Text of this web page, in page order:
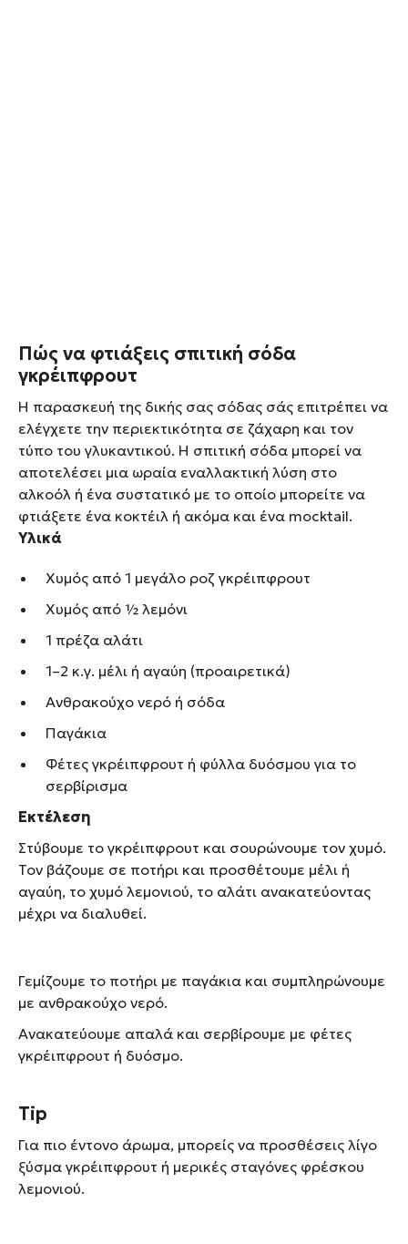
Πώς να φτιάξεις σπιτική σόδα
γκρέιπφρουτ
Η παρασκευή της δικής σας σόδας σάς επιτρέπει να
ελέγχετε την περιεκτικότητα σε ζάχαρη και τον
τύπο του γλυκαντικού. Η σπιτική σόδα μπορεί να
αποτελέσει μια ωραία εναλλακτική λύση στο
αλκοόλ ή ένα συστατικό με το οποίο μπορείτε να
φτιάξετε ένα κοκτέιλ ή ακόμα και ένα mocktail.
Υλικά
Χυμός από 1 μεγάλο ροζ γκρέιπφρουτ
Χυμός από ½ λεμόνι
1 πρέζα αλάτι
1–2 κ.γ. μέλι ή αγαύη (προαιρετικά)
Ανθρακούχο νερό ή σόδα
Παγάκια
Φέτες γκρέιπφρουτ ή φύλλα δυόσμου για το
σερβίρισμα
Εκτέλεση
Στύβουμε το γκρέιπφρουτ και σουρώνουμε τον χυμό.
Τον βάζουμε σε ποτήρι και προσθέτουμε μέλι ή
αγαύη, το χυμό λεμονιού, το αλάτι ανακατεύοντας
μέχρι να διαλυθεί.
Γεμίζουμε το ποτήρι με παγάκια και συμπληρώνουμε
με ανθρακούχο νερό.
Ανακατεύουμε απαλά και σερβίρουμε με φέτες
γκρέιπφρουτ ή δυόσμο.
Tip
Για πιο έντονο άρωμα, μπορείς να προσθέσεις λίγο
ξύσμα γκρέιπφρουτ ή μερικές σταγόνες φρέσκου
λεμονιού.